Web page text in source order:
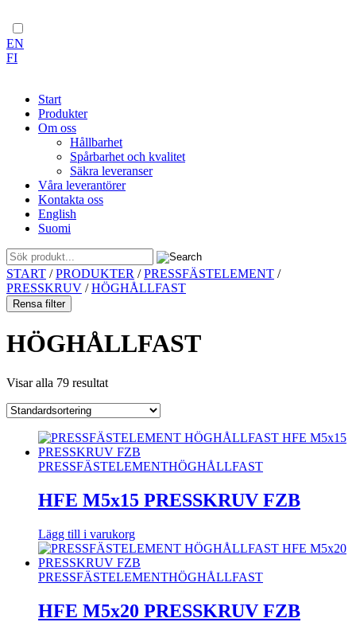
EN
FI
Start
Produkter
Om oss
Hållbarhet
Spårbarhet och kvalitet
Säkra leveranser
Våra leverantörer
Kontakta oss
English
Suomi
Skip
to
content
START /PRODUKTER /PRESSFÄSTELEMENT /
PRESSKRUV /HÖGHÅLLFAST
Rensa filter
HÖGHÅLLFAST
Visar alla 79 resultat
PRESSFÄSTELEMENTHÖGHÅLLFAST
HFE M5x15 PRESSKRUV FZB
Lägg till i varukorg
PRESSFÄSTELEMENTHÖGHÅLLFAST
HFE M5x20 PRESSKRUV FZB